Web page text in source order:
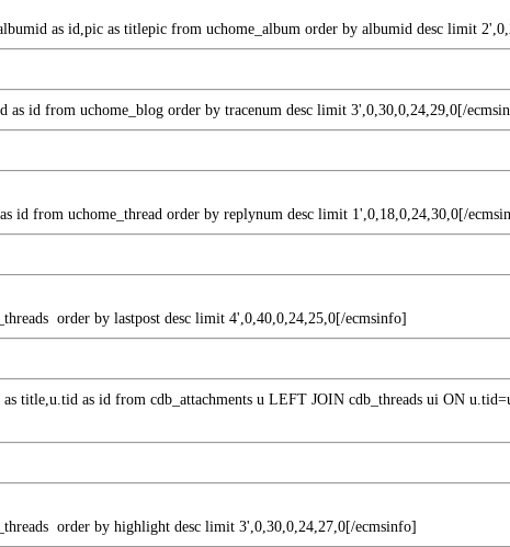
as id,pic as titlepic from uchome_album order by albumid desc limit
as id from uchome_blog order by tracenum desc limit 3',0,30,0,24,29,0[/
id from uchome_thread order by replynum desc limit 1',0,18,0,24,30,0[/
order by lastpost desc limit 4',0,40,0,24,25,0[/ecmsinfo]
as title,u.tid as id from cdb_attachments u LEFT JOIN cdb_threads ui ON
order by highlight desc limit 3',0,30,0,24,27,0[/ecmsinfo]